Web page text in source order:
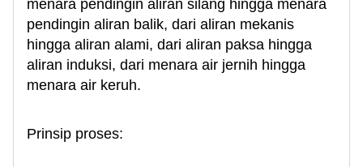
menara pendingin aliran silang hingga menara
pendingin aliran balik, dari aliran mekanis
hingga aliran alami, dari aliran paksa hingga
aliran induksi, dari menara air jernih hingga
menara air keruh.
Prinsip proses: